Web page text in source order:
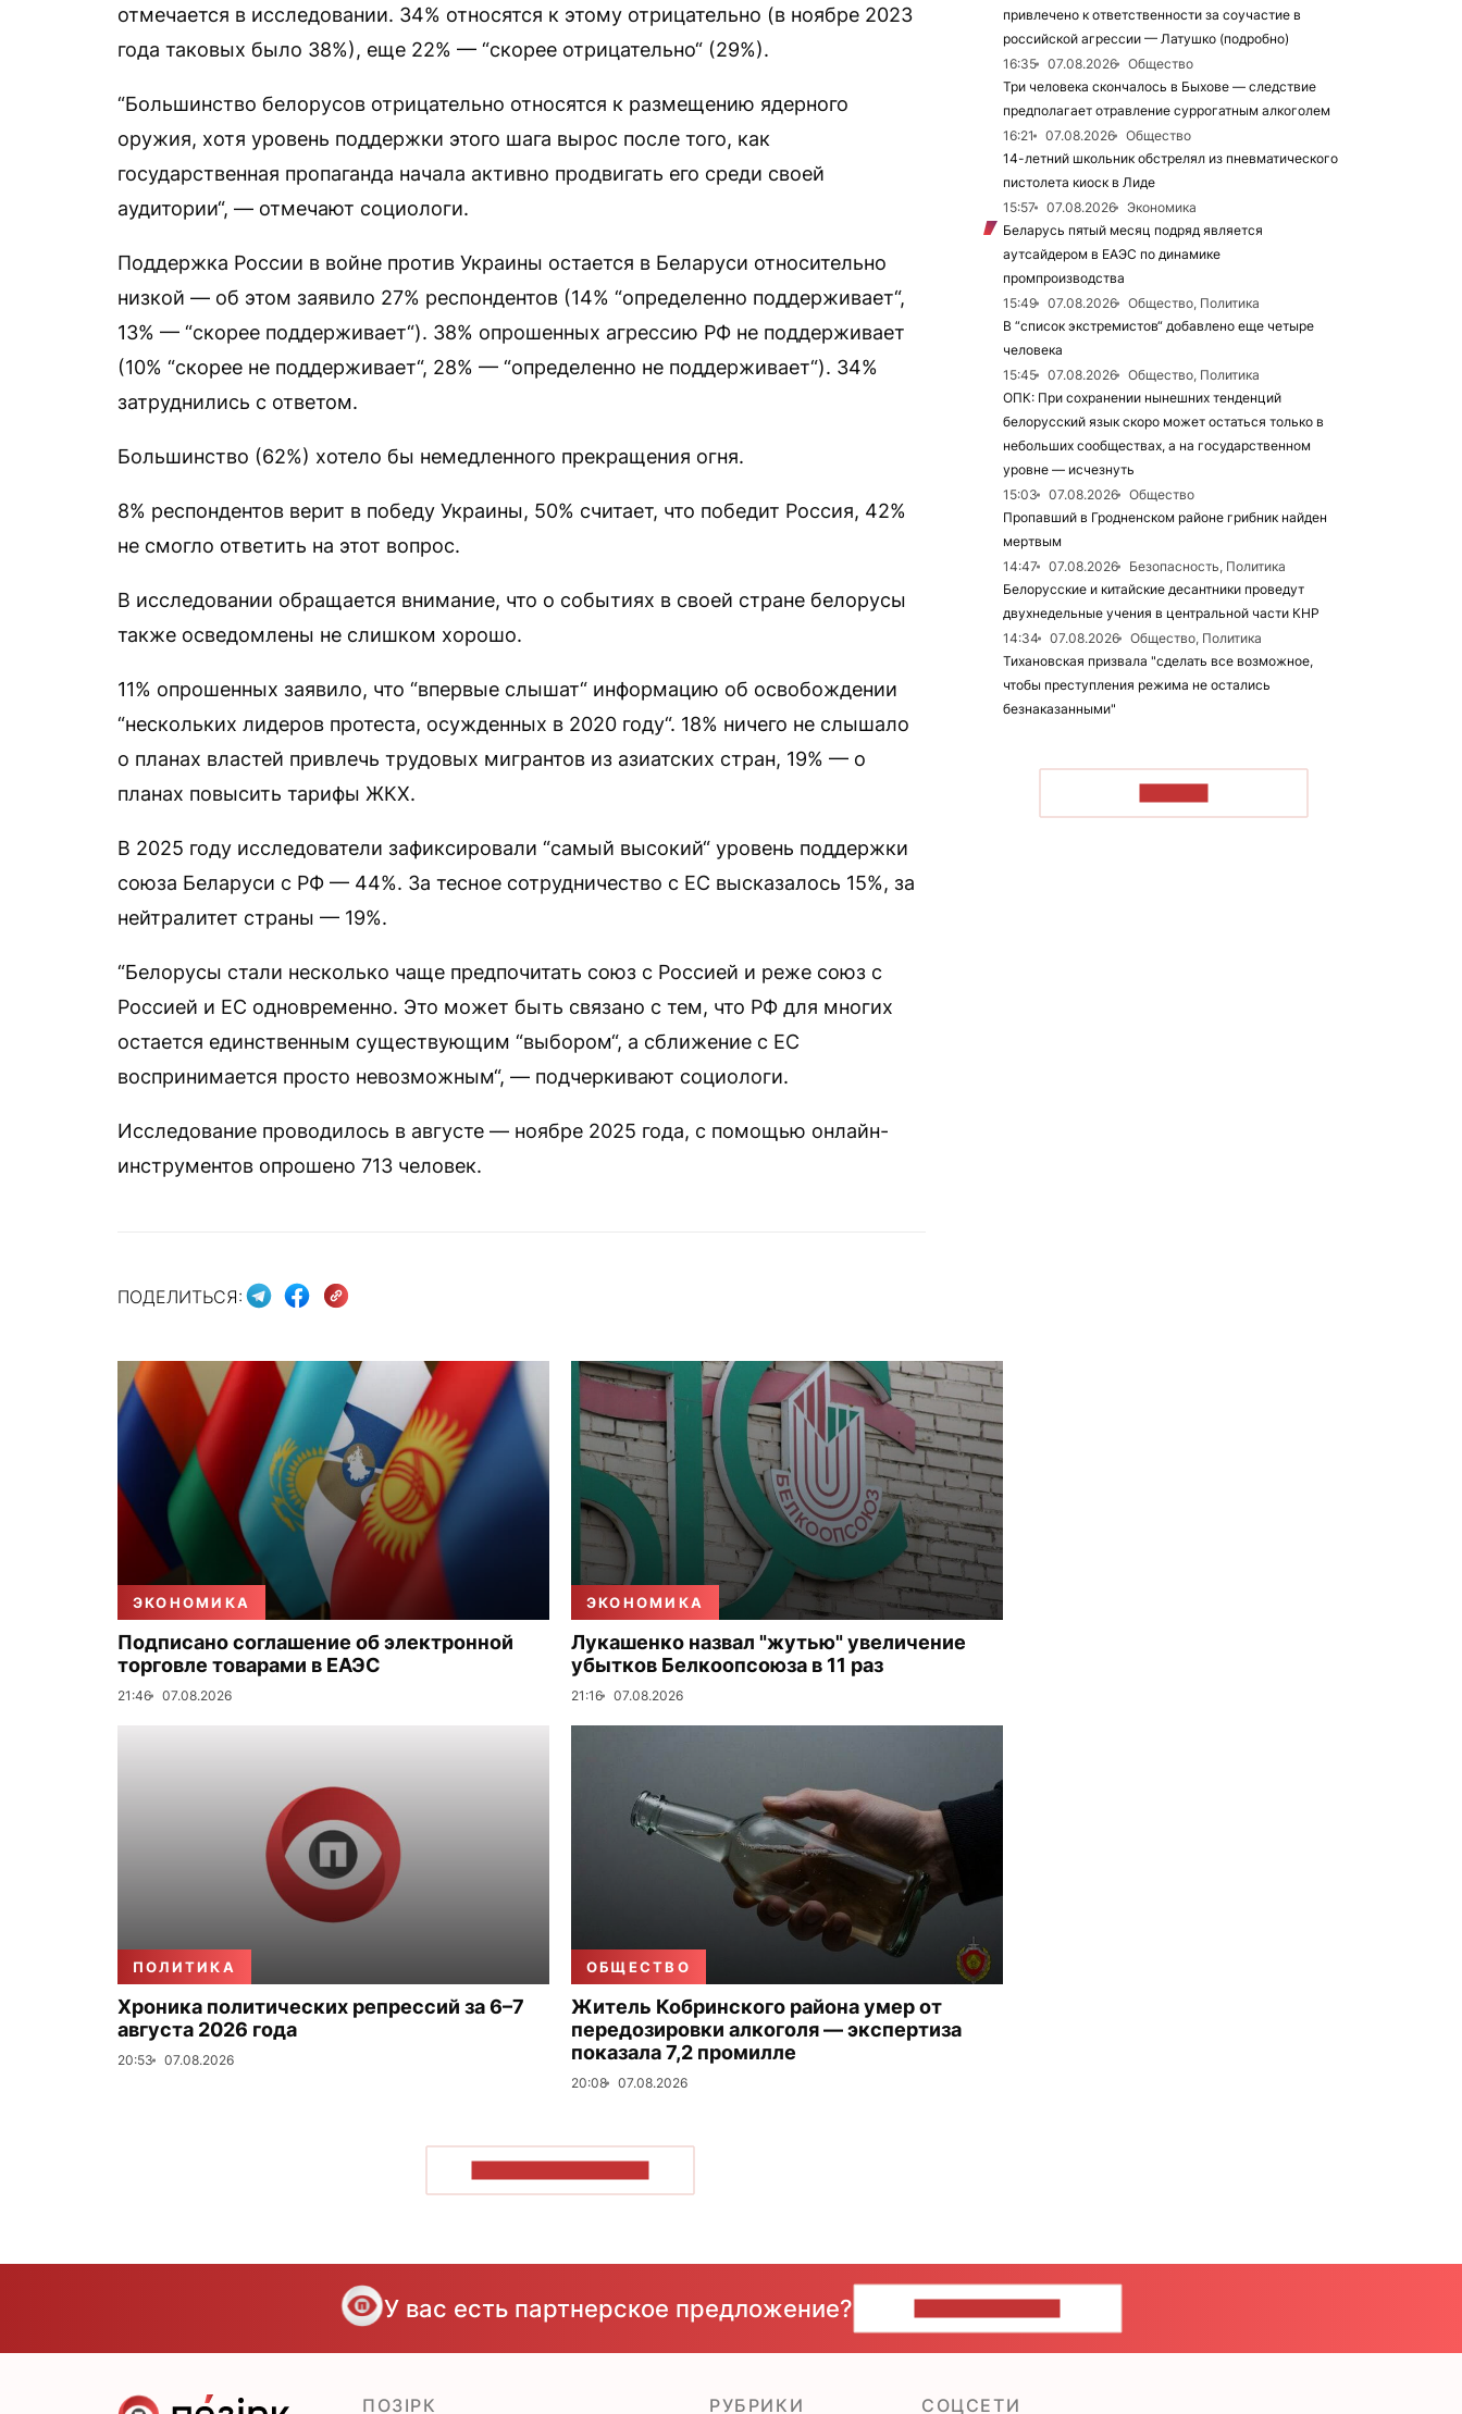
отмечается в исследовании. 34% относятся к этому отрицательно (в ноябре 2023
года таковых было 38%), еще 22% — “скорее отрицательно“ (29%).
“Большинство белорусов отрицательно относятся к размещению ядерного
оружия, хотя уровень поддержки этого шага вырос после того, как
государственная пропаганда начала активно продвигать его среди своей
аудитории“, — отмечают социологи.
Поддержка России в войне против Украины остается в Беларуси относительно
низкой — об этом заявило 27% респондентов (14% “определенно поддерживает“,
13% — “скорее поддерживает“). 38% опрошенных агрессию РФ не поддерживает
(10% “скорее не поддерживает“, 28% — “определенно не поддерживает“). 34%
затруднились с ответом.
Большинство (62%) хотело бы немедленного прекращения огня.
8% респондентов верит в победу Украины, 50% считает, что победит Россия, 42%
не смогло ответить на этот вопрос.
В исследовании обращается внимание, что о событиях в своей стране белорусы
также осведомлены не слишком хорошо.
11% опрошенных заявило, что “впервые слышат“ информацию об освобождении
“нескольких лидеров протеста, осужденных в 2020 году“. 18% ничего не слышало
о планах властей привлечь трудовых мигрантов из азиатских стран, 19% — о
планах повысить тарифы ЖКХ.
В 2025 году исследователи зафиксировали “самый высокий“ уровень поддержки
союза Беларуси с РФ — 44%. За тесное сотрудничество с ЕС высказалось 15%, за
нейтралитет страны — 19%.
“Белорусы стали несколько чаще предпочитать союз с Россией и реже союз с
Россией и ЕС одновременно. Это может быть связано с тем, что РФ для многих
остается единственным существующим “выбором“, а сближение с ЕС
воспринимается просто невозможным“, — подчеркивают социологи.
Исследование проводилось в августе — ноябре 2025 года, с помощью онлайн-
инструментов опрошено 713 человек.
ПОДЕЛИТЬСЯ:
ЭКОНОМИКА
Подписано соглашение об электронной
торговле товарами в ЕАЭС
21:46 07.08.2026
ЭКОНОМИКА
Лукашенко назвал "жутью" увеличение
убытков Белкоопсоюза в 11 раз
21:16 07.08.2026
ПОЛИТИКА
Хроника политических репрессий за 6–7
августа 2026 года
20:53 07.08.2026
ОБЩЕСТВО
Житель Кобринского района умер от
передозировки алкоголя — экспертиза
показала 7,2 промилле
20:08 07.08.2026
привлечено к ответственности за соучастие в
российской агрессии — Латушко (подробно)
16:35
07.08.2026
Общество
Три человека скончалось в Быхове — следствие
предполагает отравление суррогатным алкоголем
16:21
07.08.2026
Общество
14-летний школьник обстрелял из пневматического
пистолета киоск в Лиде
15:57
07.08.2026
Экономика
Беларусь пятый месяц подряд является
аутсайдером в ЕАЭС по динамике
промпроизводства
15:49
07.08.2026
Общество, Политика
В “список экстремистов“ добавлено еще четыре
человека
15:45
07.08.2026
Общество, Политика
ОПК: При сохранении нынешних тенденций
белорусский язык скоро может остаться только в
небольших сообществах, а на государственном
уровне — исчезнуть
15:03
07.08.2026
Общество
Пропавший в Гродненском районе грибник найден
мертвым
14:47
07.08.2026
Безопасность, Политика
Белорусские и китайские десантники проведут
двухнедельные учения в центральной части КНР
14:34
07.08.2026
Общество, Политика
Тихановская призвала "сделать все возможное,
чтобы преступления режима не остались
безнаказанными"
У вас есть партнерское предложение?
ПОЗІРК РУБРИКИ CОЦСЕТИ